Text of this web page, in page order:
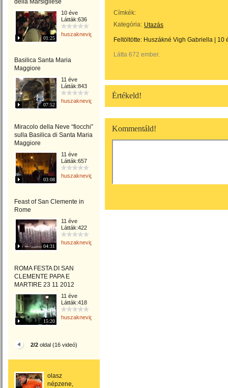
della Marsigliese
01:25
10 éve
Látták:636
huszaknevighgabriella
Basilica Santa Maria
Maggiore
07:52
11 éve
Látták:843
huszaknevighgabriella
Miracolo della Neve “fiocchi”
sulla Basilica di Santa Maria
Maggiore
03:08
11 éve
Látták:657
huszaknevighgabriella
Feast of San Clemente in
Rome
04:31
11 éve
Látták:422
huszaknevighgabriella
ROMA FESTA DI SAN
CLEMENTE PAPA E
MARTIRE 23 11 2012
15:20
11 éve
Látták:418
huszaknevighgabriella
2/2 oldal (16 videó)
olasz
népzene,
Címkék:
Kategória: Utazás
Feltöltötte: Huszákné Vigh Gabriella 10
Látta 672 ember.
Értékeld!
Kommentáld!